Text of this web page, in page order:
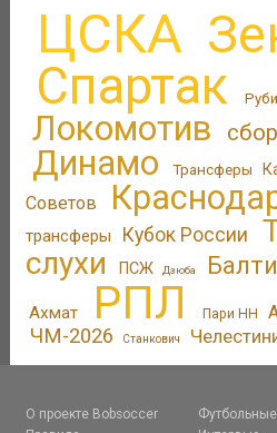
ЦСКА
Спартак
Локомотив
Динамо Трансферы
Советов
трансферы
Кубок России
слухи
ПСЖ Дзюба
Ахмат РПЛ Пари НН
ЧМ-2026 Станкович
О проекте Bobsoccer